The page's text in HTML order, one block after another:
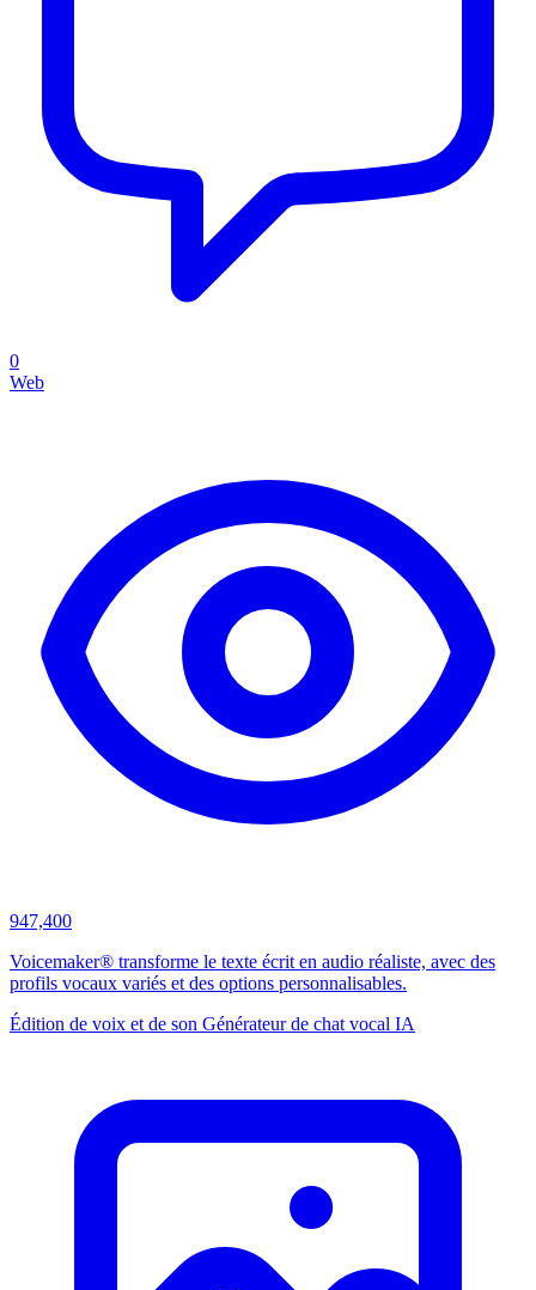
0
Web
947,400
Voicemaker® transforme le texte écrit en audio réaliste, avec des
profils vocaux variés et des options personnalisables.
Édition de voix et de son Générateur de chat vocal IA